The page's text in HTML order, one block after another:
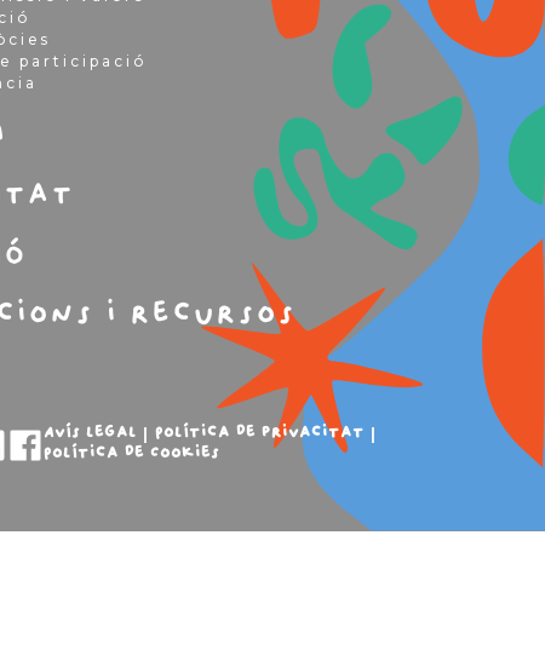
participació
i recursos
Avís legal
Política de privacitat
Política de Cookies